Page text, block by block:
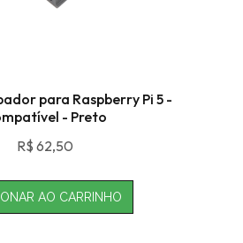
para Raspberry Pi 5 -
- Preto
R$ 62,50
AO CARRINHO